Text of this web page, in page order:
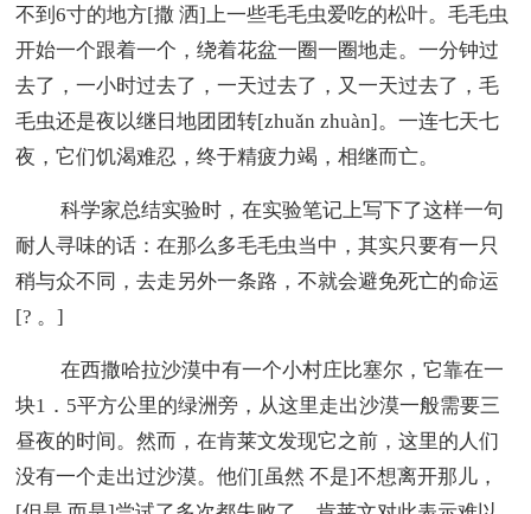
不到6寸的地方[撒 洒]上一些毛毛虫爱吃的松叶。毛毛虫
开始一个跟着一个，绕着花盆一圈一圈地走。一分钟过
去了，一小时过去了，一天过去了，又一天过去了，毛
毛虫还是夜以继日地团团转[zhuǎn zhuàn]。一连七天七
夜，它们饥渴难忍，终于精疲力竭，相继而亡。
科学家总结实验时，在实验笔记上写下了这样一句
耐人寻味的话：在那么多毛毛虫当中，其实只要有一只
稍与众不同，去走另外一条路，不就会避免死亡的命运
[? 。]
在西撒哈拉沙漠中有一个小村庄比塞尔，它靠在一
块1．5平方公里的绿洲旁，从这里走出沙漠一般需要三
昼夜的时间。然而，在肯莱文发现它之前，这里的人们
没有一个走出过沙漠。他们[虽然 不是]不想离开那儿，